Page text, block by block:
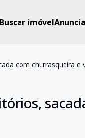
imóvel
com churrasqueira e